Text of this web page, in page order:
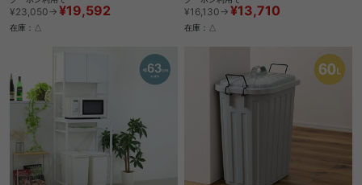
¥23,050→ ¥19,592
在庫：△
¥16,130→ ¥13,710
在庫：△